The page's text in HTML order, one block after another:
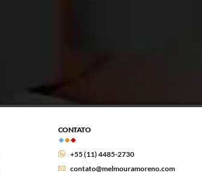
CONTATO
+55 (11) 4485-2730
contato@melmouramoreno.com